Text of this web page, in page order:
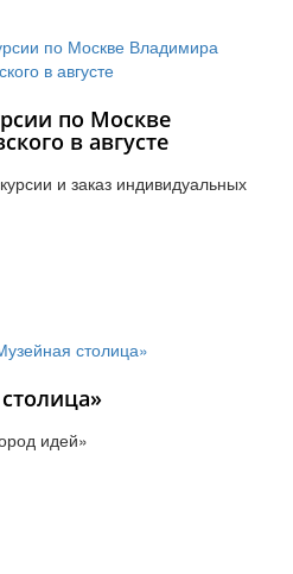
по Москве
в августе
и заказ индивидуальных
идей»